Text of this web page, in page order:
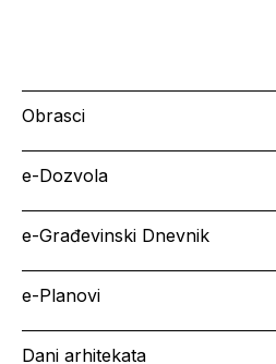
Obrasci
e-Dozvola
e-Građevinski Dnevnik
e-Planovi
Dani arhitekata